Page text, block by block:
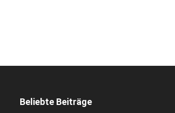
Beliebte Beiträge